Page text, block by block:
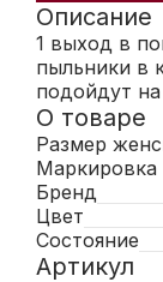
Описание
1 выход в
пыльники в
подойдут
О товаре
Размер
Маркировка
Бренд
Цвет
Состояние
Артикул